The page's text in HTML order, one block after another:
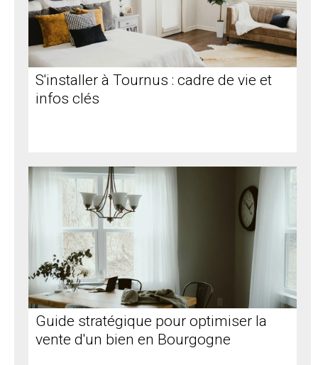
S'installer à Tournus : cadre de vie et
infos clés
Guide stratégique pour optimiser la
vente d'un bien en Bourgogne